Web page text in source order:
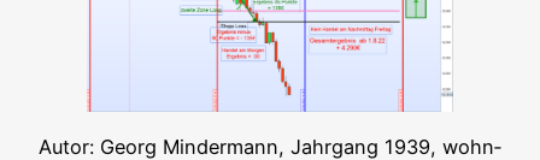
Autor: Georg Min­der­mann, Jahr­gang 1939, wohn­